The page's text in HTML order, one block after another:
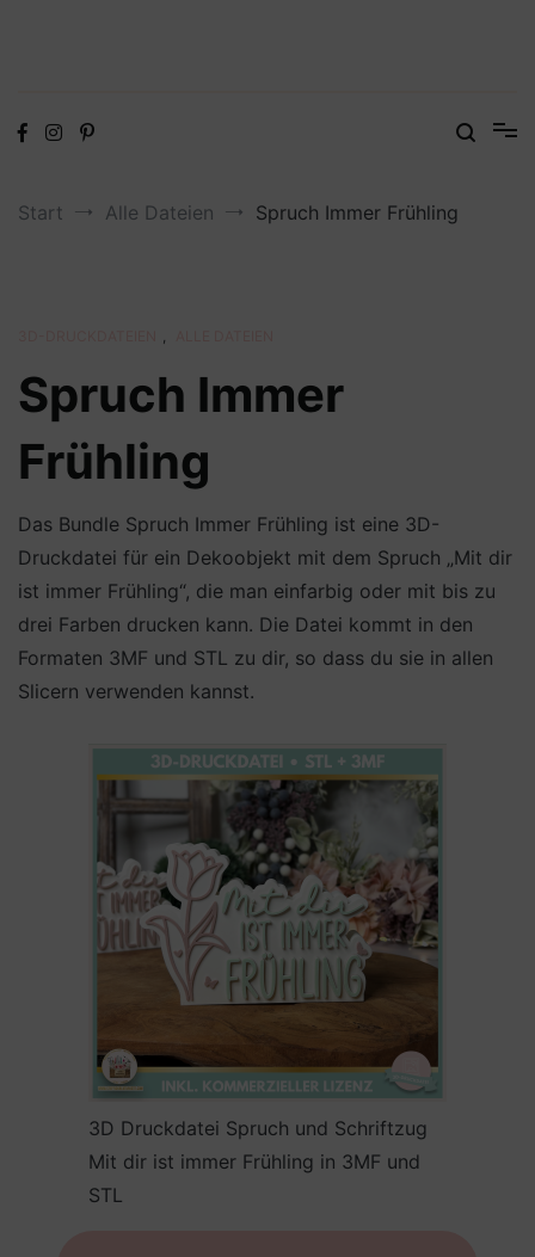
Start Alle Dateien Spruch Immer Frühling
,
Spruch Immer
Frühling
Das Bundle Spruch Immer Frühling ist eine 3D-
Druckdatei für ein Dekoobjekt mit dem Spruch „Mit dir
ist immer Frühling“, die man einfarbig oder mit bis zu
drei Farben drucken kann. Die Datei kommt in den
Formaten 3MF und STL zu dir, so dass du sie in allen
Slicern verwenden kannst.
3D Druckdatei Spruch und Schriftzug
Mit dir ist immer Frühling in 3MF und
STL